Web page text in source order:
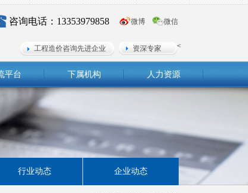
咨询电话：13353979858 微博 微信
工程造价咨询先进企业 <
资深专家
平台 下属机构 人力资源
企业动态
行业动态